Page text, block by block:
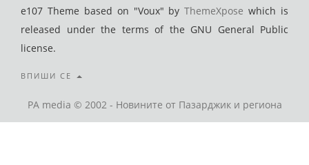
e107 Theme based on "Voux" byThemeXpose which is
released under the terms of the GNU General Public
license.
ВПИШИ СЕ
PA media © 2002 - Новините от Пазарджик и региона